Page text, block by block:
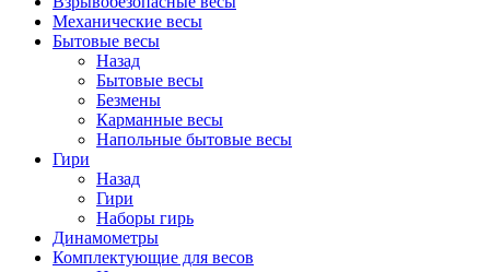
Механические весы
Бытовые весы
Назад
Бытовые весы
Безмены
Карманные весы
Напольные бытовые весы
Гири
Назад
Гири
Наборы гирь
Динамометры
Комплектующие для весов